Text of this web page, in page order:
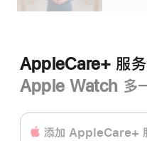
AppleCare+ 服务
Apple Watch 多一
添加 AppleCare+